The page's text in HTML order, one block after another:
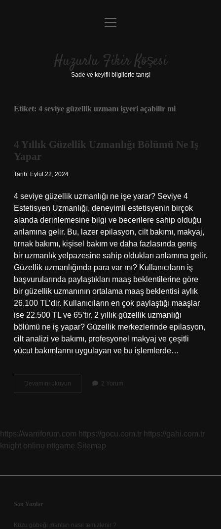
Anasayfa
Yasal Uyarı
menüyü
Huzurlu Fikir Köşesi
Sade ve keyifli bilgilerle tanış!
Etiket: 4 seviye güzellik uzmanı işyeri açabilir mi
4 Yıllık Güzellik Uzmanlığı Bölümü Ne Iş
Yapar
Tarih: Eylül 22, 2024
4 seviye güzellik uzmanlığı ne işe yarar? Seviye 4
Estetisyen Uzmanlığı, deneyimli estetisyenin birçok
alanda derinlemesine bilgi ve becerilere sahip olduğu
anlamına gelir. Bu, lazer epilasyon, cilt bakımı, makyaj,
tırnak bakımı, kişisel bakım ve daha fazlasında geniş
bir uzmanlık yelpazesine sahip oldukları anlamına gelir.
Güzellik uzmanlığında para var mı? Kullanıcıların iş
başvurularında paylaştıkları maaş beklentilerine göre
bir güzellik uzmanının ortalama maaş beklentisi aylık
26.100 TL’dir. Kullanıcıların en çok paylaştığı maaşlar
ise 22.500 TL ve 65’tir. 2 yıllık güzellik uzmanlığı
bölümü ne iş yapar? Güzellik merkezlerinde epilasyon,
cilt analizi ve bakımı, profesyonel makyaj ve çeşitli
vücut bakımlarını uygulayan ve bu işlemlerde…
Devamını okuyun
Yıllık
Iş
Yapar
2 Yorum
https://warriforum.com https://gocu.com.tr https://gahi.com.tr
knight online nttgame Sitemap
Sidebar
Son Yazılar
Kuzu göbeği mantarı nasıl temizlenir ?